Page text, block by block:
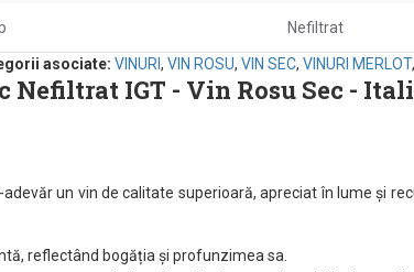
Nefiltrat
asociate: VINURI , VIN ROSU, VIN SEC, VINURI MERLOT,
IGT - Vin Rosu Sec -
un vin de calitate superioară, apreciat în lume și
reflectând bogăția și profunzimea sa.